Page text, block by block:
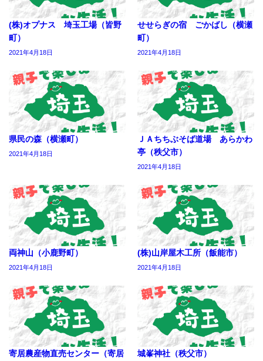
(株)オプナス 埼玉工場（皆野
町）
2021年4月18日
せせらぎの宿 ごかばし（横瀬
町）
2021年4月18日
県民の森（横瀬町）
2021年4月18日
ＪＡちちぶそば道場 あらかわ
亭（秩父市）
2021年4月18日
両神山（小鹿野町）
2021年4月18日
(株)山岸屋木工所（飯能市）
2021年4月18日
寄居農産物直売センター（寄居
城峯神社（秩父市）